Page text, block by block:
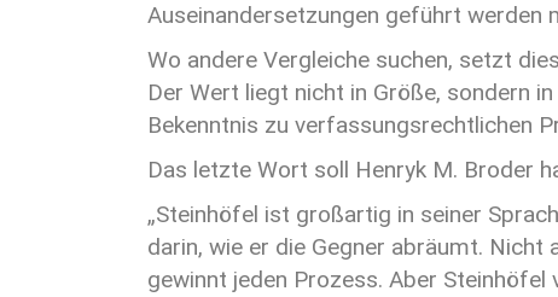
Auseinandersetzungen geführt werden
Wo andere Vergleiche suchen, setzt
Der Wert liegt nicht in Größe, sondern
Bekenntnis zu verfassungsrechtlichen
Das letzte Wort soll Henryk M. Broder
„Steinhöfel ist großartig in seiner
darin, wie er die Gegner abräumt.
gewinnt jeden Prozess. Aber Steinhöfel